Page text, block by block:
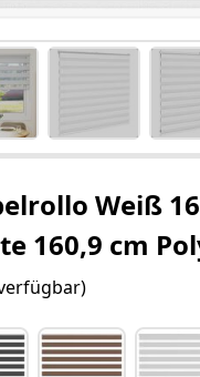
Weiß
160,9 cm